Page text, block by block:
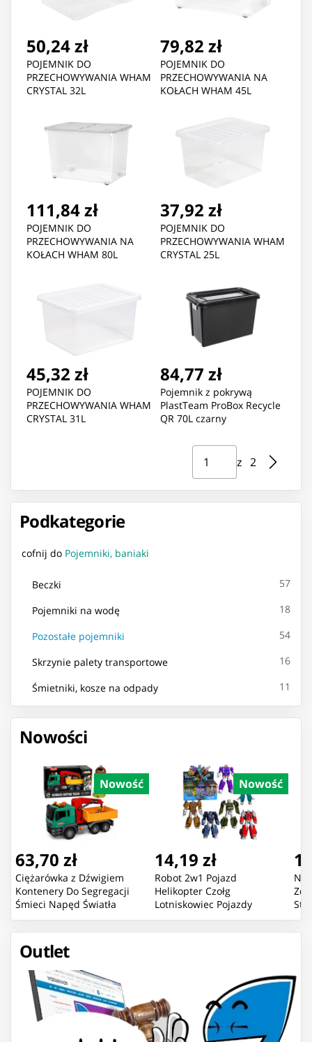
Podkategorie
cofnij do Pojemniki, baniaki
Beczki 57
Pojemniki na wodę 18
Pozostałe pojemniki 54
Skrzynie palety transportowe 16
Śmietniki, kosze na odpady 11
Nowości
Nowość
63,70 zł
Ciężarówka z Dźwigiem
Kontenery Do Segregacji
Śmieci Napęd Światła
Dźwięk
Nowość
14,19 zł
Robot 2w1 Pojazd
Helikopter Czołg
Lotniskowiec Pojazdy
Bojowe Mix
Outlet
50,24 zł
POJEMNIK DO
PRZECHOWYWANIA WHAM
CRYSTAL 32L
79,82 zł
POJEMNIK DO
PRZECHOWYWANIA NA
KOŁACH WHAM 45L
111,84 zł
POJEMNIK DO
PRZECHOWYWANIA NA
KOŁACH WHAM 80L
37,92 zł
POJEMNIK DO
PRZECHOWYWANIA WHAM
CRYSTAL 25L
45,32 zł
POJEMNIK DO
PRZECHOWYWANIA WHAM
CRYSTAL 31L
84,77 zł
Pojemnik z pokrywą
PlastTeam ProBox Recycle
QR 70L czarny
Strona ⁨1⁩ z ⁨2⁩
z ⁨2⁩
Przejdź do strony